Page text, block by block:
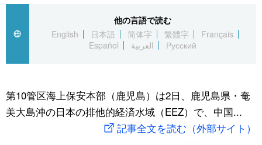
Русский
経済・ビジネス
国際
文化
トップ
アーカイブ
In-depth
Japan Data
動画/Live
スポーツ・東京2020
他の言語で読む
English
日本語 简体字 繁體字
Français
Español
العربية Русский
第10管区海上保安本部（鹿児島）は2日、鹿児島県・奄
美大島沖の日本の排他的経済水域（EEZ）で、中国...
記事全文を読む（外部サイト）